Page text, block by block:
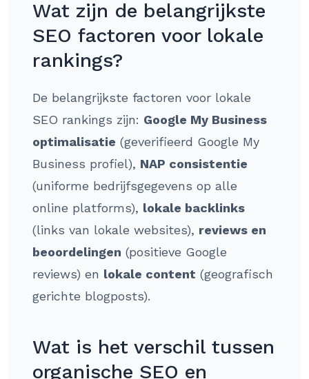
Wat zijn de belangrijkste
SEO factoren voor lokale
rankings?
De belangrijkste factoren voor lokale
SEO rankings zijn: Google My Business
optimalisatie (geverifieerd Google My
Business profiel), NAP consistentie
(uniforme bedrijfsgegevens op alle
online platforms), lokale backlinks
(links van lokale websites), reviews en
beoordelingen (positieve Google
reviews) en lokale content (geografisch
gerichte blogposts).
Wat is het verschil tussen
organische SEO en